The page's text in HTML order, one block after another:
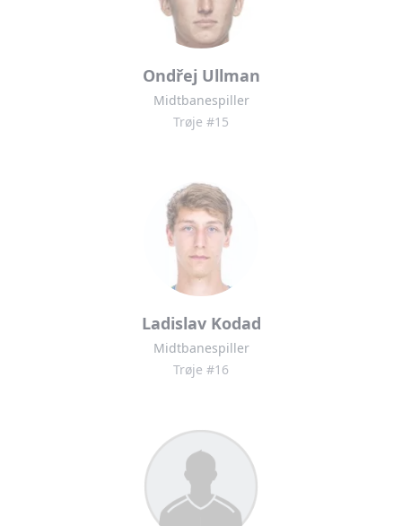
Ondřej Ullman
Midtbanespiller
Trøje #15
Ladislav Kodad
Midtbanespiller
Trøje #16